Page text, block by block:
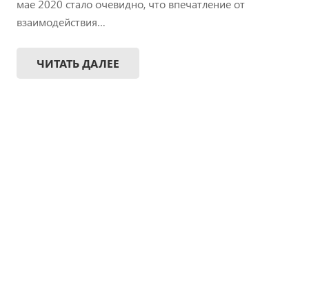
мае 2020 стало очевидно, что впечатление от
взаимодействия…
ЧИТАТЬ ДАЛЕЕ